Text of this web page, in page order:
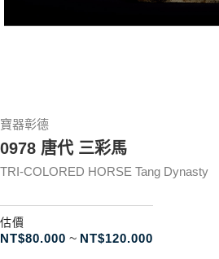
寶器彰德
0978 唐代 三彩馬
TRI-COLORED HORSE Tang Dynasty
估價
NT$80.000 ~ NT$120.000